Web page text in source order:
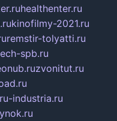
healthenter.ru
kinofilmy-2021.ru
remstir-tolyatti.ru
spb.ru
zvonitut.ru
ru-industria.ru